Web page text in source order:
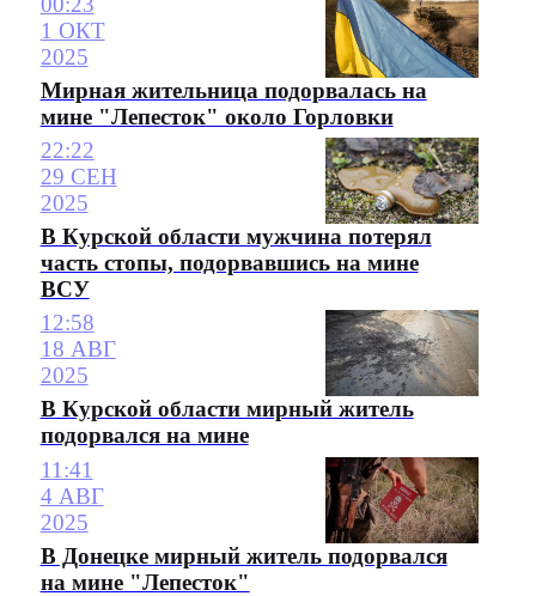
1 ОКТ
2025
Мирная жительница подорвалась на
мине "Лепесток" около Горловки
22:22
29 СЕН
2025
В Курской области мужчина потерял
часть стопы, подорвавшись на мине
ВСУ
12:58
18 АВГ
2025
В Курской области мирный житель
подорвался на мине
11:41
4 АВГ
2025
В Донецке мирный житель подорвался
на мине "Лепесток"